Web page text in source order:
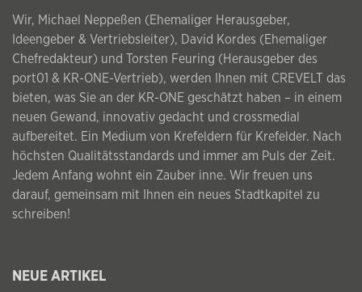
Wir, Michael Neppeßen (Ehemaliger Herausgeber,
Ideengeber & Vertriebsleiter), David Kordes (Ehemaliger
Chefredakteur) und Torsten Feuring (Herausgeber des
port01 & KR-ONE-Vertrieb), werden Ihnen mit CREVELT das
bieten, was Sie an der KR-ONE geschätzt haben – in einem
neuen Gewand, innovativ gedacht und crossmedial
aufbereitet. Ein Medium von Krefeldern für Krefelder. Nach
höchsten Qualitätsstandards und immer am Puls der Zeit.
Jedem Anfang wohnt ein Zauber inne. Wir freuen uns
darauf, gemeinsam mit Ihnen ein neues Stadtkapitel zu
schreiben!
NEUE ARTIKEL